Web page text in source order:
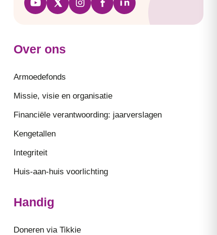
Over ons
Armoedefonds
Missie, visie en organisatie
Financiële verantwoording: jaarverslagen
Kengetallen
Integriteit
Huis-aan-huis voorlichting
Handig
Doneren via Tikkie